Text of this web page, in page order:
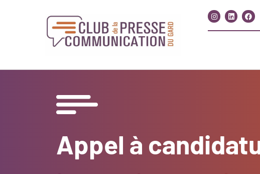
Appel à